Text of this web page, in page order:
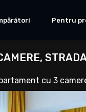
Pentru
cu 3